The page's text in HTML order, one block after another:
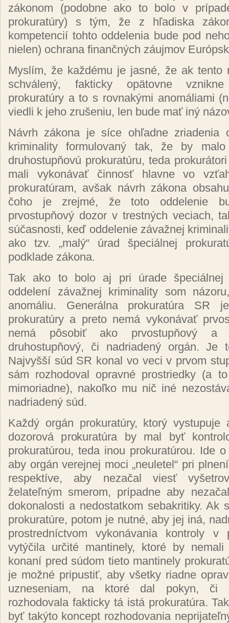
zákonom (podobne ako to bolo v
prokuratúry) s tým, že z hľadiska
kompetencií tohto oddelenia bude pod
nielen) ochrana finančných záujmov
Myslím, že každému je jasné, že ak tento
schválený, fakticky opätovne
prokuratúry a to s rovnakými anomáliami
viedli k jeho zrušeniu, len bude mať iný
Návrh zákona je síce ohľadne zriadenia
kriminality formulovaný tak, že by
druhostupňovú prokuratúru, teda
mali vykonávať činnosť hlavne vo
prokuratúram, avšak návrh zákona
čoho je zrejmé, že toto oddelenie
prvostupňový dozor v trestných veciach,
súčasnosti, keď oddelenie závažnej
ako tzv. „malý“ úrad špeciálnej
podklade zákona.
Tak ako to bolo aj pri úrade špeciálnej
oddelení závažnej kriminality som
anomáliu. Generálna prokuratúra SR
prokuratúry a preto nemá vykonávať
nemá pôsobiť ako prvostupňový
druhostupňový, či nadriadený orgán. Je
Najvyšší súd SR konal vo veci v prvom
sám rozhodoval opravné prostriedky (a
mimoriadne), nakoľko mu nič iné
nadriadený súd.
Každý orgán prokuratúry, ktorý vystupuje
dozorová prokuratúra by mal byť
prokuratúrou, teda inou prokuratúrou. Ide
aby orgán verejnej moci „neuletel“ pri
respektíve, aby nezačal viesť
želateľným smerom, prípadne aby
dokonalosti a nedostatkom sebakritiky. Ak
prokuratúre, potom je nutné, aby jej iná,
prostredníctvom vykonávania kontroly v
vytýčila určité mantinely, ktoré by
konaní pred súdom tieto mantinely
je možné pripustiť, aby všetky riadne
uzneseniam, na ktoré dal pokyn, či
rozhodovala fakticky tá istá prokuratúra.
byť takýto koncept rozhodovania